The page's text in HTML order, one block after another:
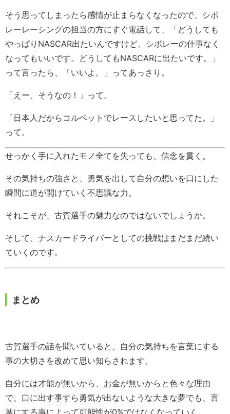
そう思ってしまったら感情が止まらなくなったので、シボ
レーレーシングの担当の方にすぐ電話して、「どうしても
やっぱりNASCAR出たいんですけど、シボレーの仕事なく
なってもいいです。どうしてもNASCARに出たいです。」
って言ったら、「いいよ。」ってあっさり。
「えー、そうなの！」って。
「日本人だからコルベットでレースしたいと思ってた。」
って。
せっかく手に入れたモノ全てを失っても、信念を貫く。
その気持ちの強さと、勇気を出して自分の想いを口にした
瞬間に道が開けていく不思議な力。
それこそが、古賀選手の魅力なのではないでしょうか。
そして、ナスカードライバーとしての挑戦はまだまだ続い
ていくのです。
まとめ
古賀選手の話を聞いていると、自分の気持ちを言葉にする
事の大切さを改めて思い知らされます。
自分には才能が無いから、お金が無いからと色々な理由
で、口に出す事すら勇気が出ないような大きな夢でも、言